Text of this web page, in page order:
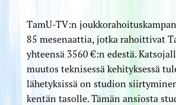
TamU-TV:n
85 mesenaattia, jotka rahoittivat
yhteensä 3560 €:n edestä.
muutos teknisessä kehityksessä
lähetyksissä on studion
kentän tasolle. Tämän ansiosta